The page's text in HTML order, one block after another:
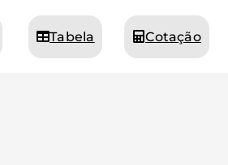
Tabela Cotação